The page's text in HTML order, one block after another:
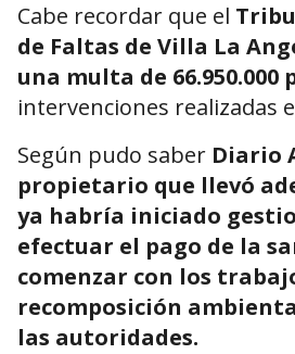
Cabe recordar que el
de Faltas de Villa La
una multa de 66.950.000
intervenciones realizadas
Según pudo saber Diario
propietario que llevó
ya habría iniciado
efectuar el pago de la
comenzar con los
recomposición
las autoridades.